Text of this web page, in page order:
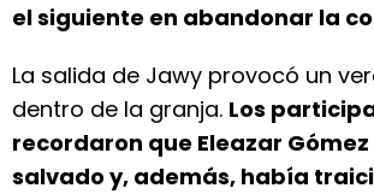
el siguiente en abandonar la
La salida de Jawy provocó un
dentro de la granja. Los
recordaron que Eleazar
salvado y, además, había